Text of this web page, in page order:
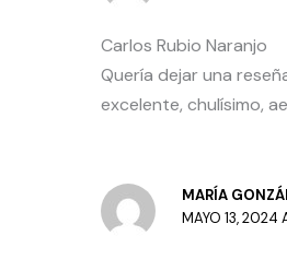
Carlos Rubio Naranjo
Quería dejar una
excelente, chulísimo,
MARÍA
MAYO 13, 2024